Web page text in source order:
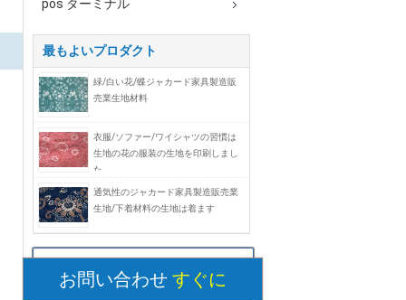
pos ターミナル
最もよいプロダクト
緑/白い花/蝶ジャカード家具製造販
売業生地材料
衣服/ソファー/ワイシャツの習慣は
生地の花の服装の生地を印刷しまし
た
通気性のジャカード家具製造販売業
生地/下着材料の生地は着ます
お問い合わせ すぐに